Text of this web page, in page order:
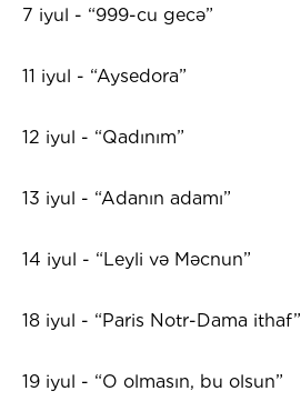
7 iyul - “999-cu gecə”
11 iyul - “Aysedora”
12 iyul - “Qadınım”
13 iyul - “Adanın adamı”
14 iyul - “Leyli və Məcnun”
18 iyul - “Paris Notr-Dama ithaf”
19 iyul - “O olmasın, bu olsun”